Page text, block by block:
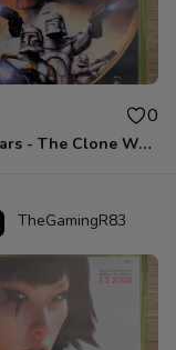
0
Star Wars - The Clone Wars - Les Héros De La République Xbox 360
TheGamingR83